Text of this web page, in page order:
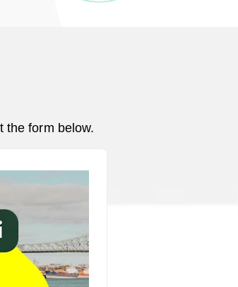
the form below.